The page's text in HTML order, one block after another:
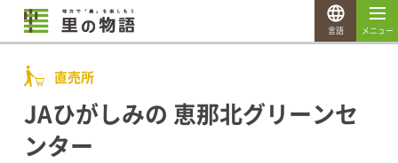
直売所
JAひがしみの 恵那北グリーンセ
ンター
メニュー
言語